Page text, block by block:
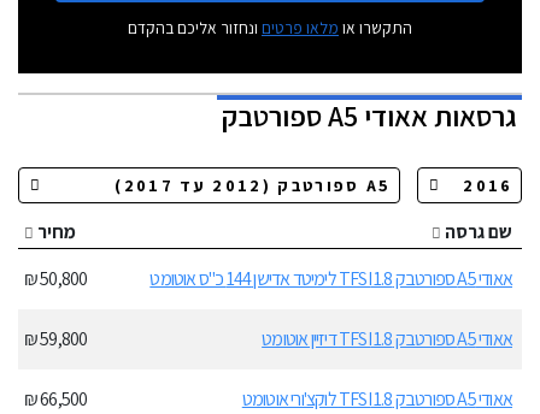
התקשרו או מלאו פרטים ונחזור אליכם בהקדם
גרסאותאאודי A5 ספורטבק
שם גרסה
מחיר
אאודי A5 ספורטבק 1.8 TFSI לימיטד אדישן 144 כ"ס אוטומט
50,800 ₪
אאודי A5 ספורטבק 1.8 TFSI דיזיין אוטומט 59,800 ₪
אאודי A5 ספורטבק 1.8 TFSI לוקצ'ורי אוטומט 66,500 ₪